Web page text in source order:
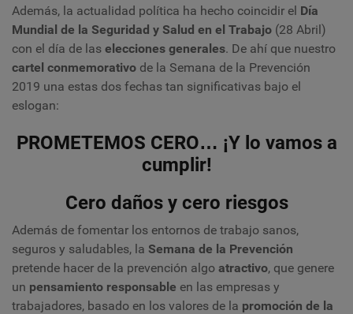
Además, la actualidad política ha hecho coincidir el Día
Mundial de la Seguridad y Salud en el Trabajo (28 Abril)
con el día de las elecciones generales. De ahí que nuestro
cartel conmemorativo de la Semana de la Prevención
2019 una estas dos fechas tan significativas bajo el
eslogan:
PROMETEMOS CERO… ¡Y lo vamos a
cumplir!
Cero daños y cero riesgos
Además de fomentar los entornos de trabajo sanos,
seguros y saludables, la Semana de la Prevención
pretende hacer de la prevención algo atractivo, que genere
un pensamiento responsable en las empresas y
trabajadores, basado en los valores de la promoción de la